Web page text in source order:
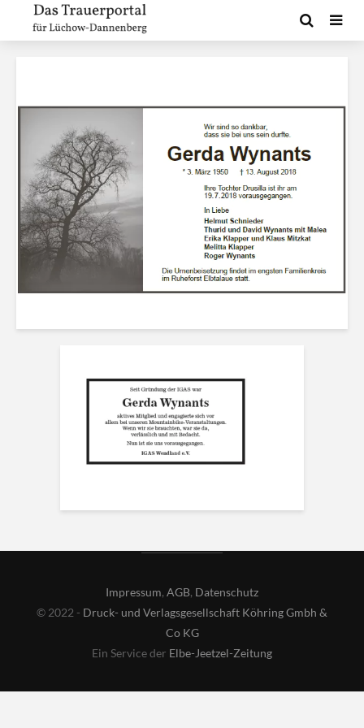
Impressum, AGB, Datenschutz
© 2022 - Druck- und Verlagsgesellschaft Köhring Gmbh &
Co KG
Ein Service der Elbe-Jeetzel-Zeitung